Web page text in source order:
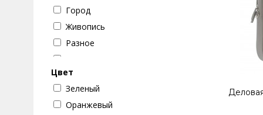
Город
Живопись
Разное
Цветок
Текстуры
Бабочки
Цвет
Зеленый
Оранжевый